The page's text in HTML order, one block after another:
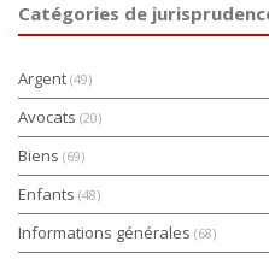
Catégories de
Argent (49)
Avocats (20)
Biens (69)
Enfants (48)
Informations générales (68)